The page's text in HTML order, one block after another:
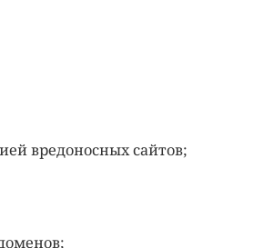
вредоносных сайтов;